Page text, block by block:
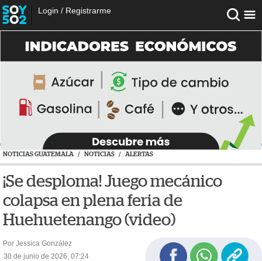
Login / Registrarme
NOTICIAS GUATEMALA / NOTICIAS / ALERTAS
¡Se desploma! Juego mecánico
colapsa en plena feria de
Huehuetenango (video)
Por Jessica González
30 de junio de 2026, 07:24